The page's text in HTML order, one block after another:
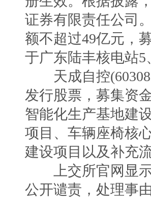
证券有限责任公司
额不超过49亿元，
于广东陆丰核电站
天成自控
发行股票，募集资
智能化生产基地建
项目、车辆座椅核
建设项目以及补充
上交所官网显示
公开谴责，处理事